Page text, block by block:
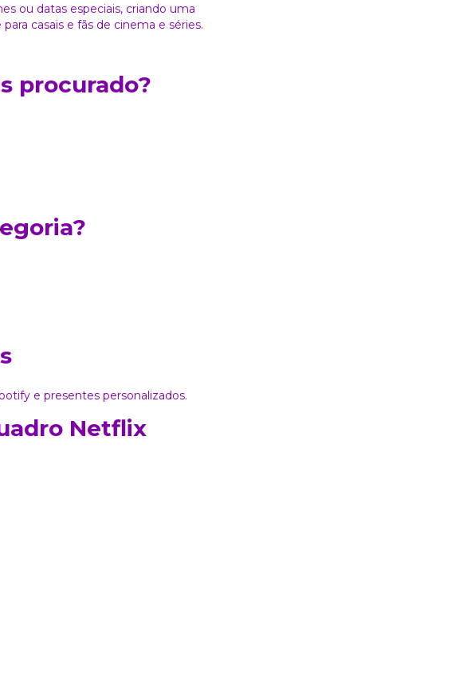
ou datas especiais, criando uma
casais e fãs de cinema e séries.
procurado?
e presentes personalizados.
Netflix